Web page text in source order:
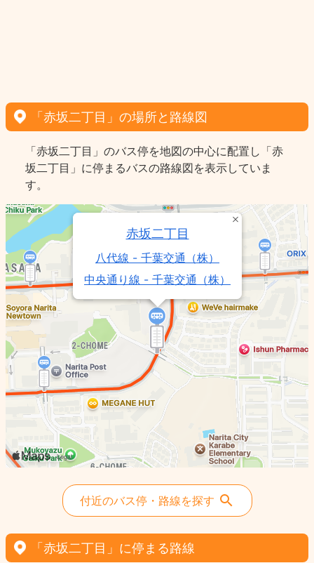
「赤坂二丁目」の場所と路線図
「赤坂二丁目」のバス停を地図の中心に配置し「赤
坂二丁目」に停まるバスの路線図を表示していま
す。
赤坂二丁目
八代線 - 千葉交通（株）
中央通り線 - 千葉交通（株）
付近のバス停・路線を探す
「赤坂二丁目」に停まる路線